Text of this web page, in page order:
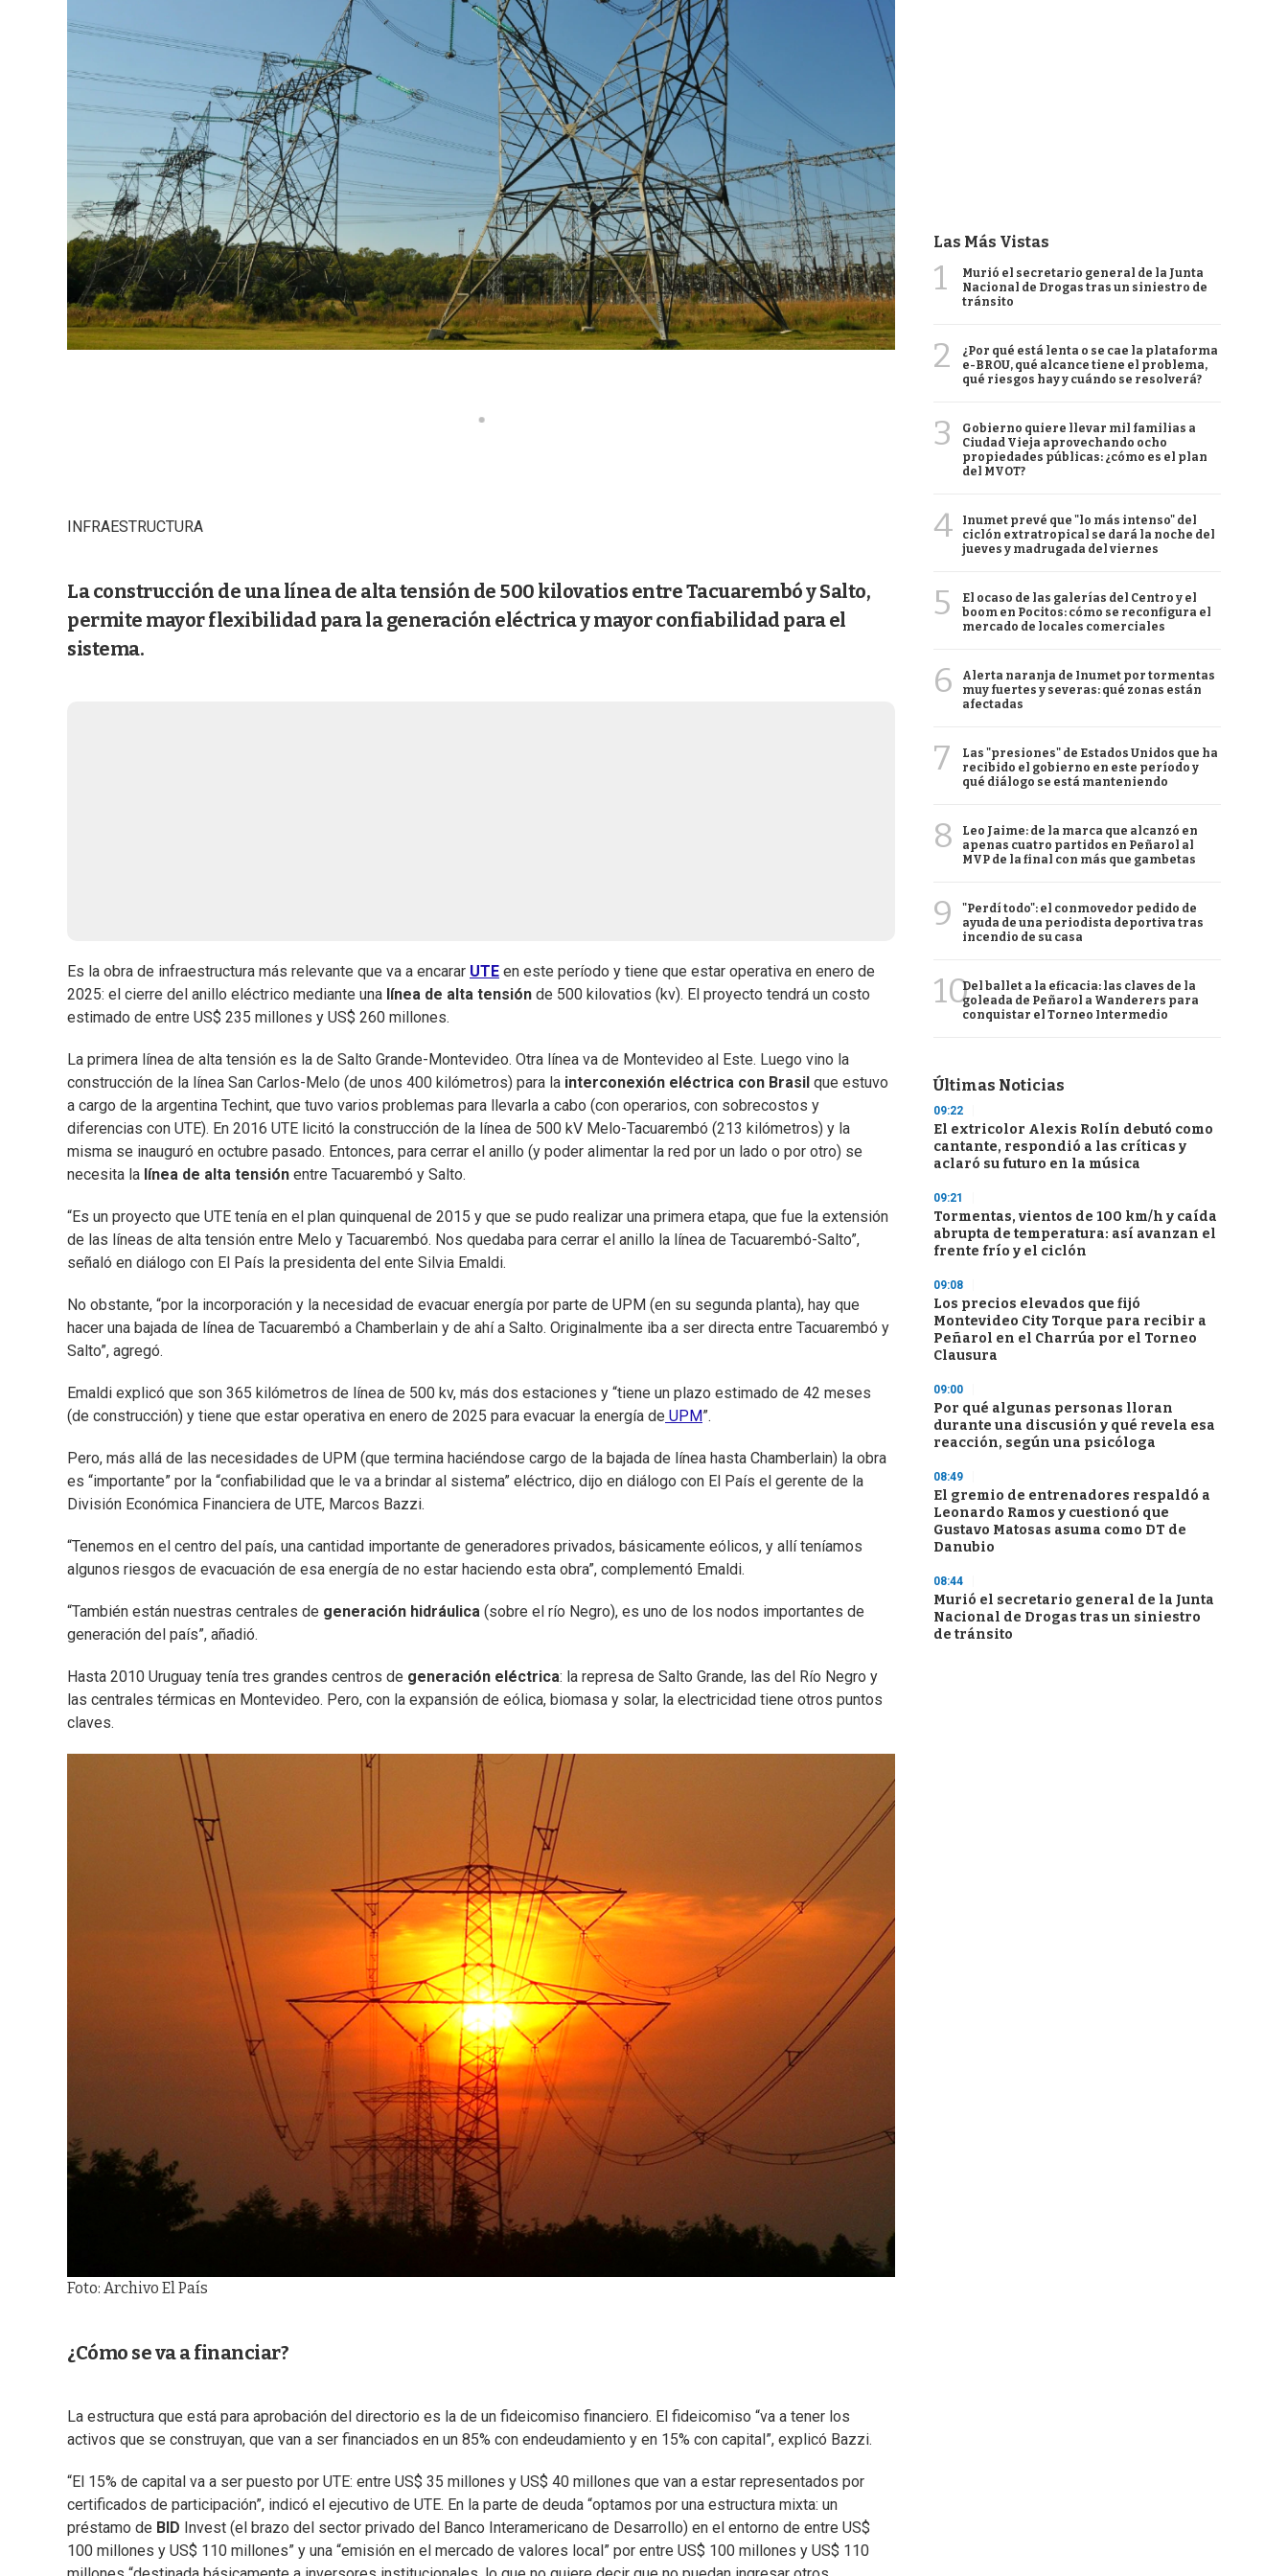
INFRAESTRUCTURA
La construcción de una línea de alta tensión de 500 kilovatios entre Tacuarembó y Salto,
permite mayor flexibilidad para la generación eléctrica y mayor confiabilidad para el
sistema.
Es la obra de infraestructura más relevante que va a encarar UTE en este período y tiene que estar operativa en enero de
2025: el cierre del anillo eléctrico mediante una línea de alta tensión de 500 kilovatios (kv). El proyecto tendrá un costo
estimado de entre US$ 235 millones y US$ 260 millones.
La primera línea de alta tensión es la de Salto Grande-Montevideo. Otra línea va de Montevideo al Este. Luego vino la
construcción de la línea San Carlos-Melo (de unos 400 kilómetros) para la interconexión eléctrica con Brasil que estuvo
a cargo de la argentina Techint, que tuvo varios problemas para llevarla a cabo (con operarios, con sobrecostos y
diferencias con UTE). En 2016 UTE licitó la construcción de la línea de 500 kV Melo-Tacuarembó (213 kilómetros) y la
misma se inauguró en octubre pasado. Entonces, para cerrar el anillo (y poder alimentar la red por un lado o por otro) se
necesita la línea de alta tensión entre Tacuarembó y Salto.
“Es un proyecto que UTE tenía en el plan quinquenal de 2015 y que se pudo realizar una primera etapa, que fue la extensión
de las líneas de alta tensión entre Melo y Tacuarembó. Nos quedaba para cerrar el anillo la línea de Tacuarembó-Salto”,
señaló en diálogo con El País la presidenta del ente Silvia Emaldi.
No obstante, “por la incorporación y la necesidad de evacuar energía por parte de UPM (en su segunda planta), hay que
hacer una bajada de línea de Tacuarembó a Chamberlain y de ahí a Salto. Originalmente iba a ser directa entre Tacuarembó y
Salto”, agregó.
Emaldi explicó que son 365 kilómetros de línea de 500 kv, más dos estaciones y “tiene un plazo estimado de 42 meses
(de construcción) y tiene que estar operativa en enero de 2025 para evacuar la energía de UPM”.
Pero, más allá de las necesidades de UPM (que termina haciéndose cargo de la bajada de línea hasta Chamberlain) la obra
es “importante” por la “confiabilidad que le va a brindar al sistema” eléctrico, dijo en diálogo con El País el gerente de la
División Económica Financiera de UTE, Marcos Bazzi.
“Tenemos en el centro del país, una cantidad importante de generadores privados, básicamente eólicos, y allí teníamos
algunos riesgos de evacuación de esa energía de no estar haciendo esta obra”, complementó Emaldi.
“También están nuestras centrales de generación hidráulica (sobre el río Negro), es uno de los nodos importantes de
generación del país”, añadió.
Hasta 2010 Uruguay tenía tres grandes centros de generación eléctrica: la represa de Salto Grande, las del Río Negro y
las centrales térmicas en Montevideo. Pero, con la expansión de eólica, biomasa y solar, la electricidad tiene otros puntos
claves.
Foto: Archivo El País
¿Cómo se va a financiar?
La estructura que está para aprobación del directorio es la de un fideicomiso financiero. El fideicomiso “va a tener los
activos que se construyan, que van a ser financiados en un 85% con endeudamiento y en 15% con capital”, explicó Bazzi.
“El 15% de capital va a ser puesto por UTE: entre US$ 35 millones y US$ 40 millones que van a estar representados por
certificados de participación”, indicó el ejecutivo de UTE. En la parte de deuda “optamos por una estructura mixta: un
préstamo de BID Invest (el brazo del sector privado del Banco Interamericano de Desarrollo) en el entorno de entre US$
100 millones y US$ 110 millones” y una “emisión en el mercado de valores local” por entre US$ 100 millones y US$ 110
Las Más Vistas
1
Murió el secretario general de la Junta
Nacional de Drogas tras un siniestro de
tránsito
2
¿Por qué está lenta o se cae la plataforma
e-BROU, qué alcance tiene el problema,
qué riesgos hay y cuándo se resolverá?
3
Gobierno quiere llevar mil familias a
Ciudad Vieja aprovechando ocho
propiedades públicas: ¿cómo es el plan
del MVOT?
4
Inumet prevé que "lo más intenso" del
ciclón extratropical se dará la noche del
jueves y madrugada del viernes
5
El ocaso de las galerías del Centro y el
boom en Pocitos: cómo se reconfigura el
mercado de locales comerciales
6
Alerta naranja de Inumet por tormentas
muy fuertes y severas: qué zonas están
afectadas
7
Las "presiones" de Estados Unidos que ha
recibido el gobierno en este período y
qué diálogo se está manteniendo
8
Leo Jaime: de la marca que alcanzó en
apenas cuatro partidos en Peñarol al
MVP de la final con más que gambetas
9
"Perdí todo": el conmovedor pedido de
ayuda de una periodista deportiva tras
incendio de su casa
10Del ballet a la eficacia: las claves de la
goleada de Peñarol a Wanderers para
conquistar el Torneo Intermedio
Últimas Noticias
09:22
El extricolor Alexis Rolín debutó como
cantante, respondió a las críticas y
aclaró su futuro en la música
09:21
Tormentas, vientos de 100 km/h y caída
abrupta de temperatura: así avanzan el
frente frío y el ciclón
09:08
Los precios elevados que fijó
Montevideo City Torque para recibir a
Peñarol en el Charrúa por el Torneo
Clausura
09:00
Por qué algunas personas lloran
durante una discusión y qué revela esa
reacción, según una psicóloga
08:49
El gremio de entrenadores respaldó a
Leonardo Ramos y cuestionó que
Gustavo Matosas asuma como DT de
Danubio
08:44
Murió el secretario general de la Junta
Nacional de Drogas tras un siniestro
de tránsito